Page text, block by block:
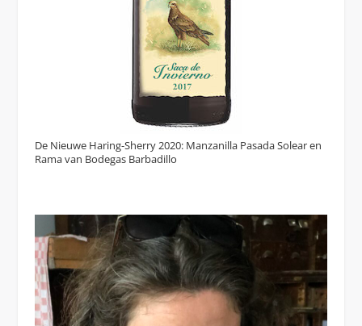
De Nieuwe Haring-Sherry 2020: Manzanilla Pasada Solear en
Rama van Bodegas Barbadillo